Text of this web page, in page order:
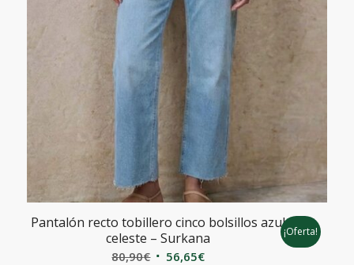
Pantalón recto tobillero cinco bolsillos azul
celeste – Surkana
80,90€ El 56,65€El
¡Oferta!